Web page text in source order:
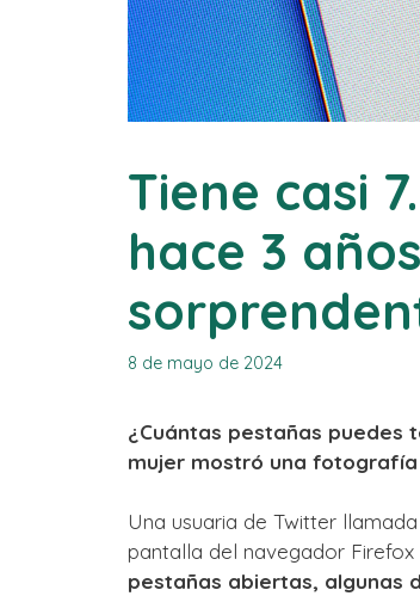
Tiene casi
hace 3
8 de mayo de 2024
¿Cuántas pestañas puedes
mujer mostró una fotografía
Una usuaria de Twitter
pantalla del navegador
pestañas abiertas, algunas